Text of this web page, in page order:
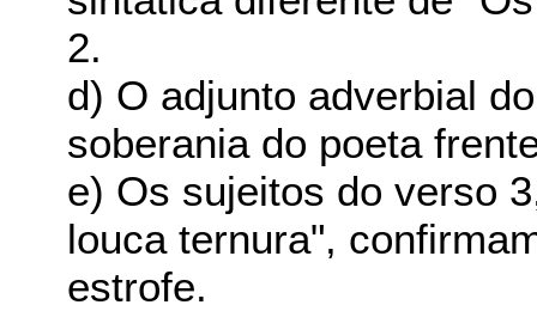
2.
d) O adjunto adverbial
soberania do poeta
e) Os sujeitos do verso
louca ternura",
estrofe.